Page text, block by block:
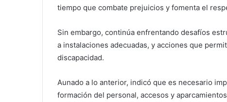
tiempo que combate prejuicios y fomenta el
Sin embargo, continúa enfrentando desafíos
a instalaciones adecuadas, y acciones que
discapacidad.
Aunado a lo anterior, indicó que es necesario
formación del personal, accesos y